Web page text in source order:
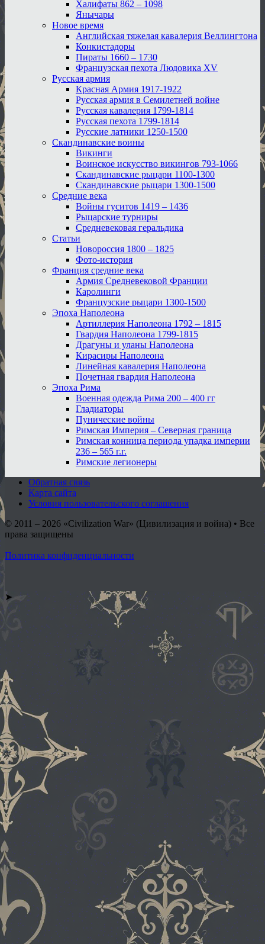
Халифаты 862 – 1098
Янычары
Новое время
Английская тяжелая кавалерия Веллингтона
Конкистадоры
Пираты 1660 – 1730
Французская пехота Людовика XV
Русская армия
Красная Армия 1917-1922
Русская армия в Семилетней войне
Русская кавалерия 1799-1814
Русская пехота 1799-1814
Русские латники 1250-1500
Скандинавские воины
Викинги
Воинское искусство викингов 793-1066
Скандинавские рыцари 1100-1300
Скандинавские рыцари 1300-1500
Средние века
Войны гуситов 1419 – 1436
Рыцарские турниры
Средневековая геральдика
Статьи
Новороссия 1800 – 1825
Фото-история
Франция средние века
Армия Средневековой Франции
Каролинги
Французские рыцари 1300-1500
Эпоха Наполеона
Артиллерия Наполеона 1792 – 1815
Гвардия Наполеона 1799-1815
Драгуны и уланы Наполеона
Кирасиры Наполеона
Линейная кавалерия Наполеона
Почетная гвардия Наполеона
Эпоха Рима
Военная одежда Рима 200 – 400 гг
Гладиаторы
Пунические войны
Римская Империя – Северная граница
Римская конница периода упадка империи
236 – 565 г.г.
Римские легионеры
Обратная связь
Карта сайта
Условия пользовательского соглашения
© 2011 – 2026 «Civilization War» (Цивилизация и война) • Все
права защищены
Политика конфиденциальности
➤